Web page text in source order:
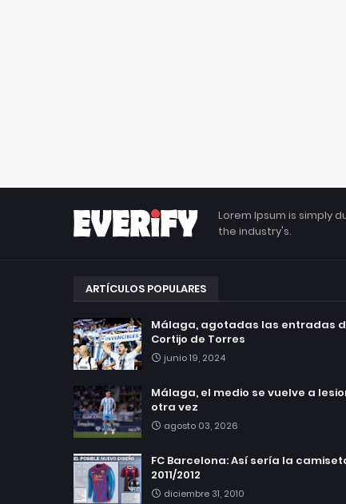
Lorem Ipsum is simply
the industry's.
ARTÍCULOS POPULARES
Málaga, agotadas las entradas
Cortijo de Torres
junio 19, 2024
Málaga, el medio se vuelve a
otra vez
agosto 03, 2026
FC Barcelona: Así sería la
2011/2012
diciembre 31, 2010